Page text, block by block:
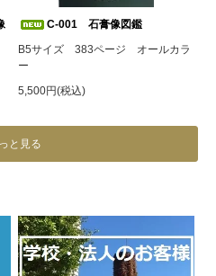
C-001 石膏像図鑑
B5サイズ 383ページ オールカラ
ー
5,500円(税込)
と見る